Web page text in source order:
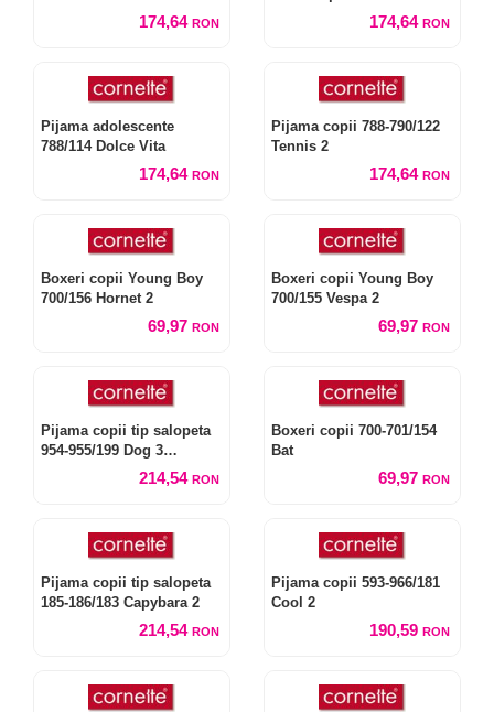
174,64 RON 174,64 RON
Pijama adolescente
788/114 Dolce Vita
174,64 RON
Pijama copii 788-790/122
Tennis 2
174,64 RON
Boxeri copii Young Boy
700/156 Hornet 2
69,97 RON
Boxeri copii Young Boy
700/155 Vespa 2
69,97 RON
Pijama copii tip salopeta
954-955/199 Dog 3
214,54 RON
Boxeri copii 700-701/154
Bat
69,97 RON
Pijama copii tip salopeta
185-186/183 Capybara 2
214,54 RON
Pijama copii 593-966/181
Cool 2
190,59 RON